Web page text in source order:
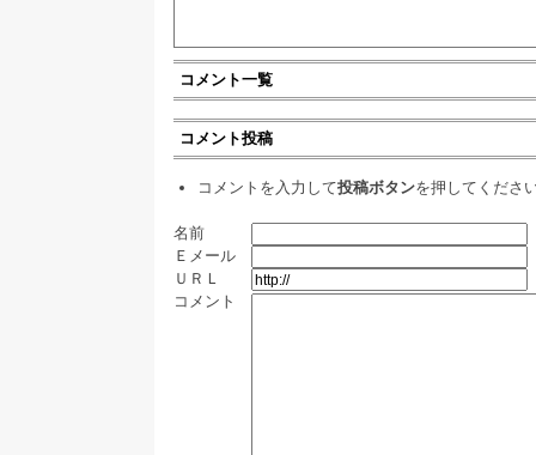
コメント一覧
コメント投稿
コメントを入力して投稿ボタンを押してくださ
名前
Ｅメール
ＵＲＬ
コメント